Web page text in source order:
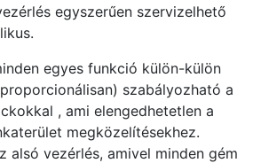
egyszerűen szervizelhető
egyes funkció külön-külön
szabályozható a
, ami elengedhetetlen a
megközelítésekhez.
alsó vezérlés, amivel minden gém